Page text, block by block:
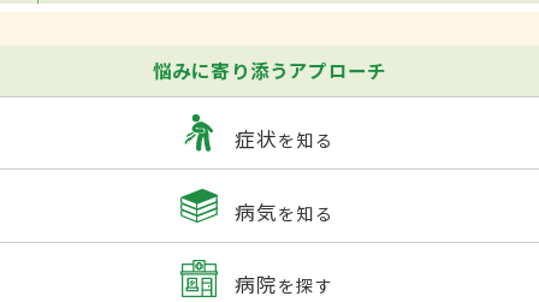
悩みに寄り添うアプローチ
症状を知る
病気を知る
病院を探す